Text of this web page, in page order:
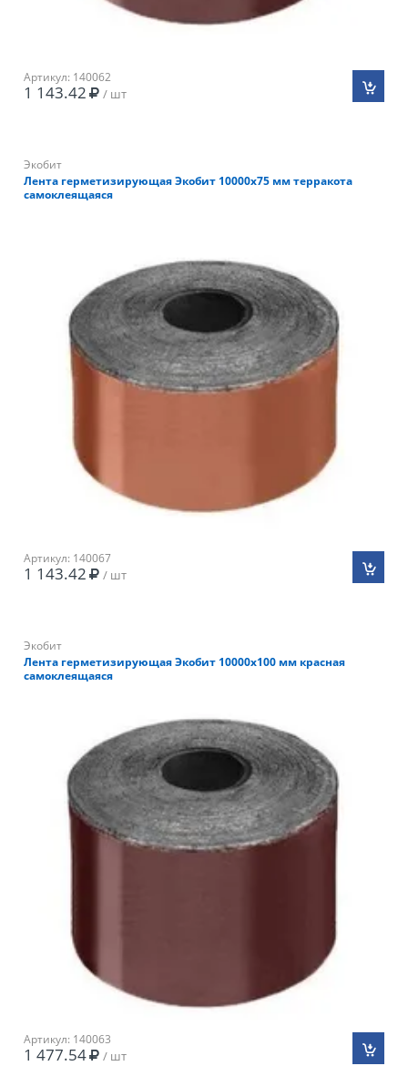
Артикул: 140062
1 143.42 / шт
Экобит
Лента герметизирующая Экобит 10000х75 мм терракота
самоклеящаяся
Артикул: 140067
1 143.42 / шт
Экобит
Лента герметизирующая Экобит 10000х100 мм красная
самоклеящаяся
Артикул: 140063
1 477.54 / шт